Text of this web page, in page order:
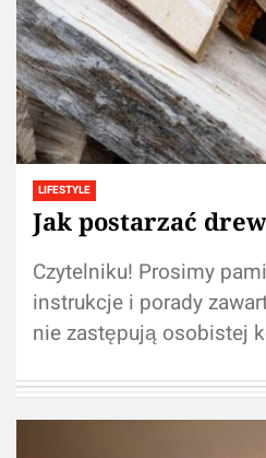
LIFESTYLE
Jak postarzać
Czytelniku! Prosimy
instrukcje i porady
nie zastępują osobistej
treści zawartych na